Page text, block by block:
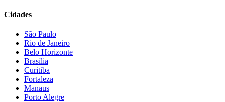
Cidades
São Paulo
Rio de Janeiro
Belo Horizonte
Brasília
Curitiba
Fortaleza
Manaus
Porto Alegre